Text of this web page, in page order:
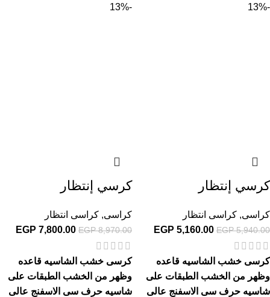
-13%
كرسي إنتظار
كراسى, كراسى انتظار
EGP5,940.00
EGP 5,160.00
كرسى خشب الشاسيه قاعده
وظهر من الخشب الطبقات على
شاسيه حرف سى الاسفنج عالى
-13%
كرسي إنتظار
كراسى, كراسى انتظار
EGP8,970.00
EGP 7,800.00
كرسى خشب الشاسيه قاعده
وظهر من الخشب الطبقات على
شاسيه حرف سى الاسفنج عالى